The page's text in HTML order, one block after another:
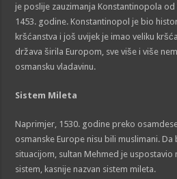
je poslije zauzimanja Konstantinopola
1453. godine. Konstantinopol je bio
kršćanstva i još uvijek je imao veliku
država širila Europom, sve više i više
osmansku vladavinu.
Sistem Mileta
Naprimjer, 1530. godine preko
osmanske Europe nisu bili muslimani.
situacijom, sultan Mehmed je
sistem, kasnije nazvan sistem mileta.